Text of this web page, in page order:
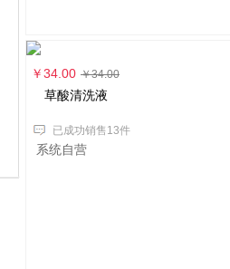
￥34.00 ￥34.00
草酸清洗液
已成功销售13件
系统自营